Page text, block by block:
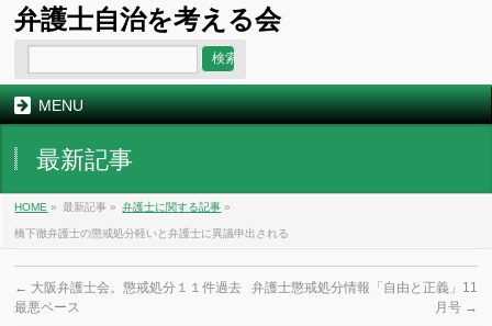
弁護士自治を考える会
MENU
最新記事
HOME » 最新記事 » 弁護士に関する記事 »
橋下徹弁護士の懲戒処分軽いと弁護士に異議申出される
← 大阪弁護士会。懲戒処分１１件過去
最悪ペース
弁護士懲戒処分情報「自由と正義」11
月号 →